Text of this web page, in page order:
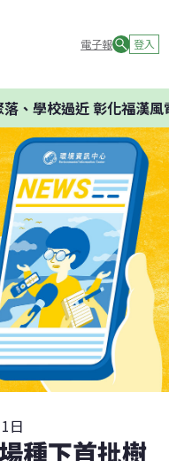
電子報 登入
、學校過近 彰化福漢風
日
種下首批樹